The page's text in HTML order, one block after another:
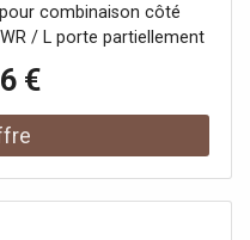
combinaison côté
/ L porte partiellement
fixe Vitrage avec
selon DIN EN 12150 en
d'entretien Profils en
Possibilité de
€